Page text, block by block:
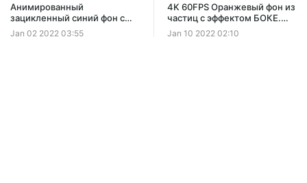
Анимированный
зацикленный синий фон с
падающими 3D снежинками
Jan 02 2022 03:55
4K 60FPS Оранжевый фон из
частиц с эффектом БОКЕ.
Абстрактный волнистый
зацикленный
Jan 10 2022 02:10